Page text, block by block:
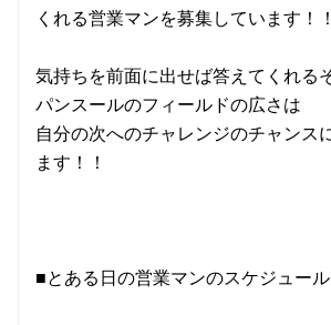
くれる営業マンを募集しています！！
気持ちを前面に出せば答えてくれる
パンスールのフィールドの広さは
自分の次へのチャレンジのチャンス
ます！！
■とある日の営業マンのスケジュール